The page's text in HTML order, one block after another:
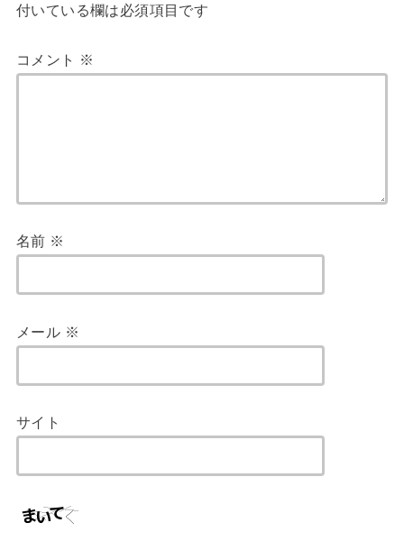
付いている欄は必須項目です
コメント ※
名前 ※
メール ※
サイト